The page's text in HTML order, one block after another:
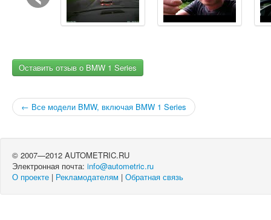
Оставить отзыв о BMW 1 Series
← Все модели BMW, включая BMW 1 Series
© 2007—2012 AUTOMETRIC.RU
Электронная почта: info@autometric.ru
О проекте | Рекламодателям | Обратная связь